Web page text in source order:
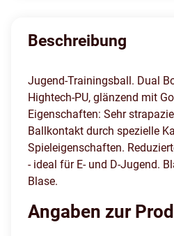
Beschreibung
Jugend-Trainingsball. Dual
Hightech-PU, glänzend mit
Eigenschaften: Sehr
Ballkontakt durch spezielle
Spieleigenschaften.
- ideal für E- und D-Jugend.
Blase.
Angaben zur